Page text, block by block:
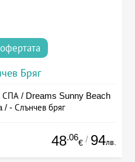
Бряг
СПА / Dreams Sunny Beach
/ - Слънчев бряг
48.06
€ / 94лв.